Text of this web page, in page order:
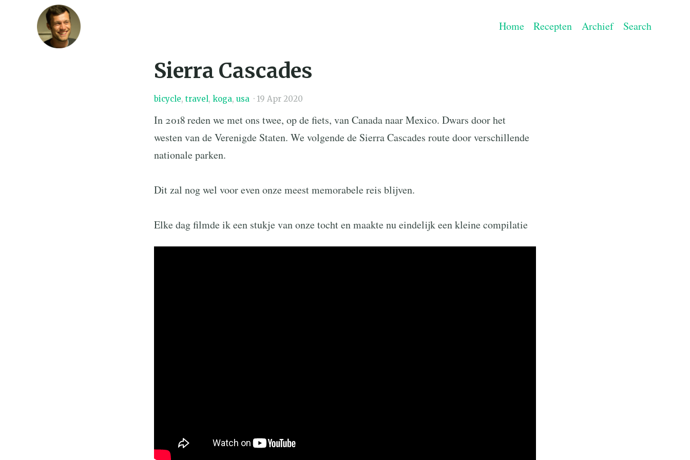
Home Recepten Archief Search
Sierra Cascades
bicycle, travel, koga, usa · 19 Apr 2020
In 2018 reden we met ons twee, op de fiets, van Canada naar Mexico. Dwars door het
westen van de Verenigde Staten. We volgende de Sierra Cascades route door verschillende
nationale parken.
Dit zal nog wel voor even onze meest memorabele reis blijven.
Elke dag filmde ik een stukje van onze tocht en maakte nu eindelijk een kleine compilatie